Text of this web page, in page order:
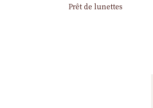
Prêt de lunettes